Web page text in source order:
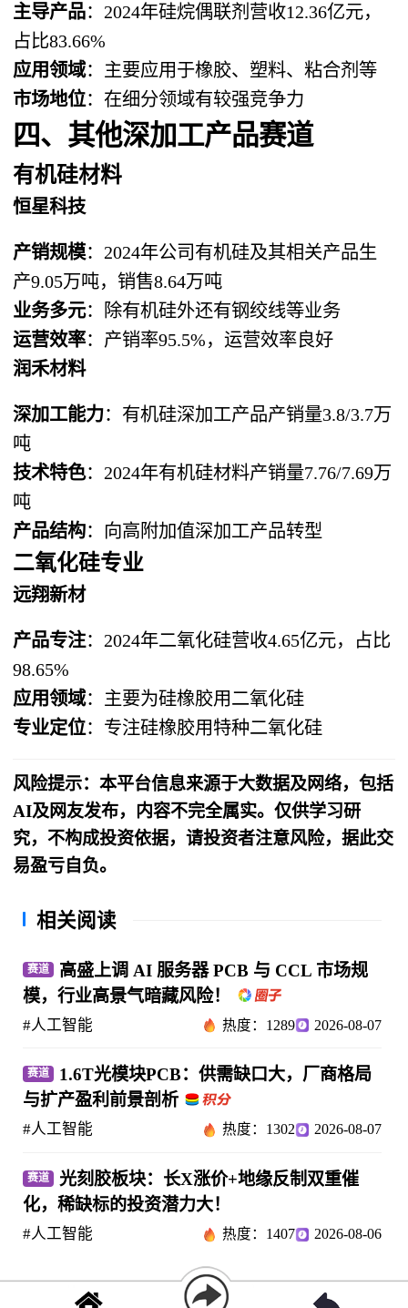
主导产品：2024年硅烷偶联剂营收12.36亿元，
占比83.66%
应用领域：主要应用于橡胶、塑料、粘合剂等
市场地位：在细分领域有较强竞争力
四、其他深加工产品赛道
有机硅材料
恒星科技
产销规模：2024年公司有机硅及其相关产品生
产9.05万吨，销售8.64万吨
业务多元：除有机硅外还有钢绞线等业务
运营效率：产销率95.5%，运营效率良好
润禾材料
深加工能力：有机硅深加工产品产销量3.8/3.7万
吨
技术特色：2024年有机硅材料产销量7.76/7.69万
吨
产品结构：向高附加值深加工产品转型
二氧化硅专业
远翔新材
产品专注：2024年二氧化硅营收4.65亿元，占比
98.65%
应用领域：主要为硅橡胶用二氧化硅
专业定位：专注硅橡胶用特种二氧化硅
风险提示：本平台信息来源于大数据及网络，包括
AI及网友发布，内容不完全属实。仅供学习研
究，不构成投资依据，请投资者注意风险，据此交
易盈亏自负。
相关阅读
赛道
高盛上调 AI 服务器 PCB 与 CCL 市场规
模，行业高景气暗藏风险！
#人工智能 热度：1289 2026-08-07
赛道
1.6T光模块PCB：供需缺口大，厂商格局
与扩产盈利前景剖析
#人工智能 热度：1302 2026-08-07
赛道
光刻胶板块：长X涨价+地缘反制双重催
化，稀缺标的投资潜力大！
#人工智能 热度：1407 2026-08-06